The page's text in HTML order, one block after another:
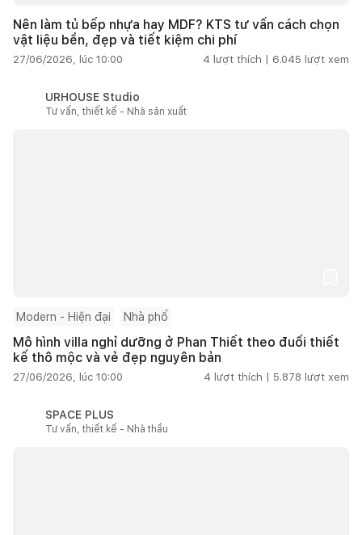
Nên làm tủ bếp nhựa hay MDF? KTS tư vấn cách chọn
vật liệu bền, đẹp và tiết kiệm chi phí
27/06/2026, lúc 10:00 4 lượt thích | 6.045 lượt xem
URHOUSE Studio
Tư vấn, thiết kế - Nhà sản xuất
Modern - Hiện đại Nhà phố
Mô hình villa nghỉ dưỡng ở Phan Thiết theo đuổi thiết
kế thô mộc và vẻ đẹp nguyên bản
27/06/2026, lúc 10:00 4 lượt thích | 5.878 lượt xem
SPACE PLUS
Tư vấn, thiết kế - Nhà thầu